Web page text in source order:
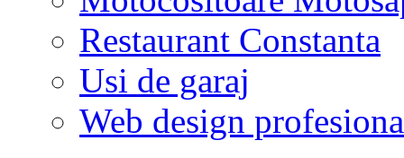
Restaurant Constanta
Usi de garaj
Web design